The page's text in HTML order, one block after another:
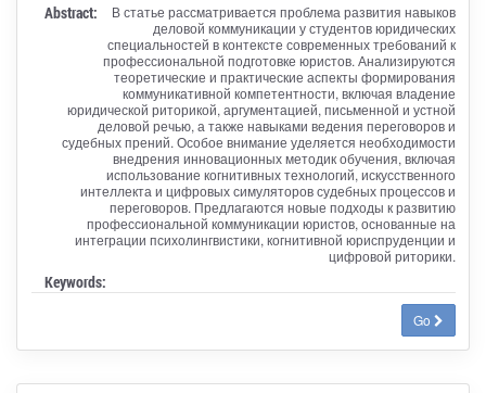
Abstract:
В статье рассматривается проблема развития навыков
деловой коммуникации у студентов юридических
специальностей в контексте современных требований к
профессиональной подготовке юристов. Анализируются
теоретические и практические аспекты формирования
коммуникативной компетентности, включая владение
юридической риторикой, аргументацией, письменной и устной
деловой речью, а также навыками ведения переговоров и
судебных прений. Особое внимание уделяется необходимости
внедрения инновационных методик обучения, включая
использование когнитивных технологий, искусственного
интеллекта и цифровых симуляторов судебных процессов и
переговоров. Предлагаются новые подходы к развитию
профессиональной коммуникации юристов, основанные на
интеграции психолингвистики, когнитивной юриспруденции и
цифровой риторики.
Keywords:
Go